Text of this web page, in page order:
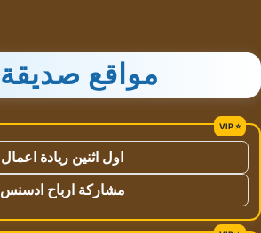
مواقع صديقة
اول اثنين ريادة اعمال
مشاركة ارباح ادسنس